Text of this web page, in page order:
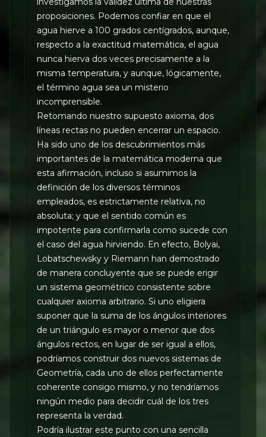
proposiciones. Podemos confiar en que el
agua hierve a 100 grados centígrados, aunque,
respecto a la exactitud matemática, el agua
nunca hierva dos veces precisamente a la
misma temperatura, y aunque, lógicamente,
el término agua sea un misterio
incomprensible.
Retomando nuestro supuesto axioma, dos
líneas rectas no pueden encerrar un espacio.
Ha sido uno de los descubrimientos más
importantes de la matemática moderna que
esta afirmación, incluso si asumimos la
definición de los diversos términos
empleados, es estrictamente relativa, no
absoluta; y que el sentido común es
impotente para confirmarla como sucede con
el caso del agua hirviendo. En efecto, Bolyai,
Lobatschewsky y Riemann han demostrado
de manera concluyente que se puede erigir
un sistema geométrico consistente sobre
cualquier axioma arbitrario. Si uno eligiera
suponer que la suma de los ángulos interiores
de un triángulo es mayor o menor que dos
ángulos rectos, en lugar de ser igual a ellos,
podríamos construir dos nuevos sistemas de
Geometría, cada uno de ellos perfectamente
coherente consigo mismo, y no tendríamos
ningún medio para decidir cuál de los tres
representa la verdad.
Podría ilustrar este punto con una sencilla